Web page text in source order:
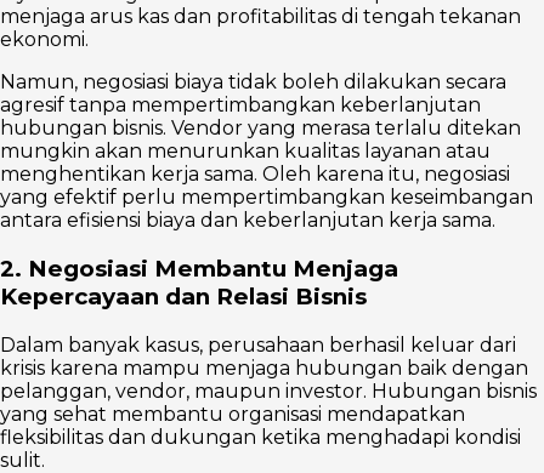
menjaga arus kas dan profitabilitas di tengah tekanan
ekonomi.
Namun, negosiasi biaya tidak boleh dilakukan secara
agresif tanpa mempertimbangkan keberlanjutan
hubungan bisnis. Vendor yang merasa terlalu ditekan
mungkin akan menurunkan kualitas layanan atau
menghentikan kerja sama. Oleh karena itu, negosiasi
yang efektif perlu mempertimbangkan keseimbangan
antara efisiensi biaya dan keberlanjutan kerja sama.
2. Negosiasi Membantu Menjaga
Kepercayaan dan Relasi Bisnis
Dalam banyak kasus, perusahaan berhasil keluar dari
krisis karena mampu menjaga hubungan baik dengan
pelanggan, vendor, maupun investor. Hubungan bisnis
yang sehat membantu organisasi mendapatkan
fleksibilitas dan dukungan ketika menghadapi kondisi
sulit.